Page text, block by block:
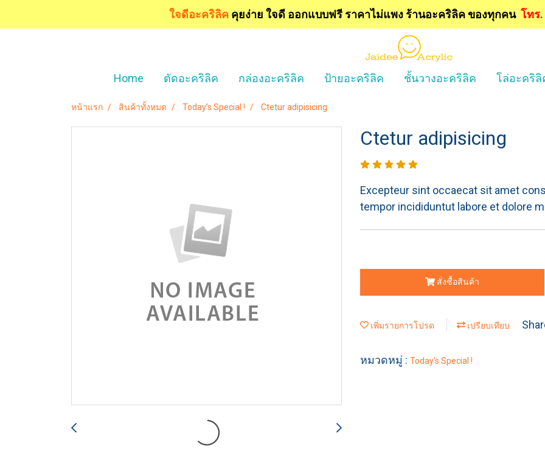
ใจดีอะคริลิค คุยง่าย ใจดี ออกแบบฟรี ราคาไม่แพง ร้านอะคริลิค ของทุกคน โทร
Home ตัดอะคริลิค กล่องอะคริลิค ป้ายอะคริลิค ชั้นวางอะคริลิค โล่อะคริลิ
หน้าแรก สินค้าทั้งหมด Today’s Special ! Ctetur adipisicing
Ctetur adipisicing
Excepteur sint occaecat sit amet
tempor incididuntut labore et dolore
สั่งซื้อสินค้า
เพิ่มรายการโปรด เปรียบเทียบ
หมวดหมู่ : Today’s Special !